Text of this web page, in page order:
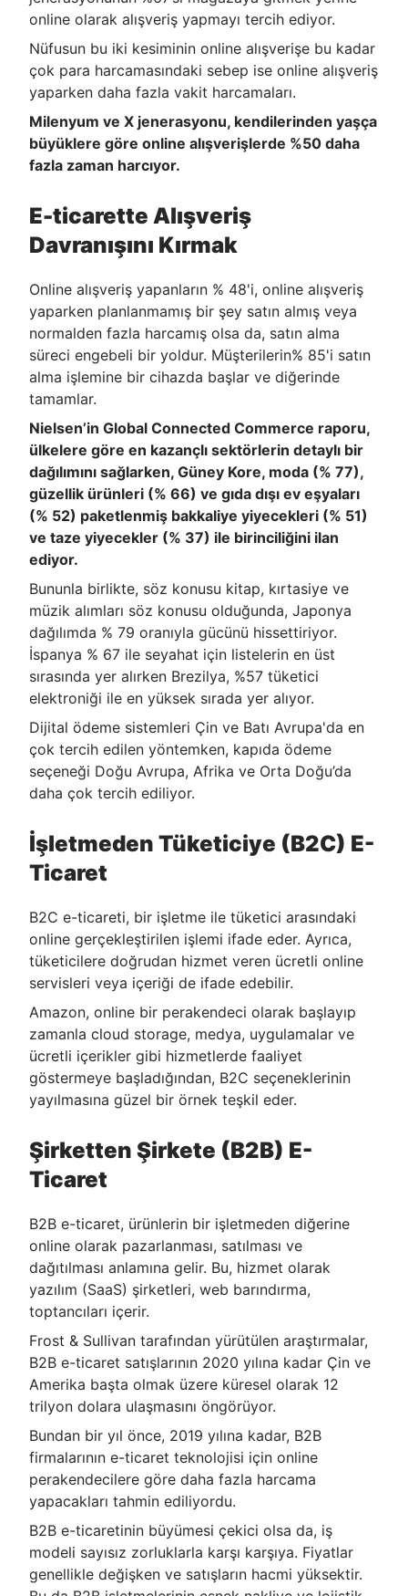
online olarak alışveriş yapmayı tercih ediyor.
Nüfusun bu iki kesiminin online alışverişe bu kadar
çok para harcamasındaki sebep ise online alışveriş
yaparken daha fazla vakit harcamaları.
Milenyum ve X jenerasyonu, kendilerinden yaşça
büyüklere göre online alışverişlerde %50 daha
fazla zaman harcıyor.
E-ticarette Alışveriş
Davranışını Kırmak
Online alışveriş yapanların % 48'i, online alışveriş
yaparken planlanmamış bir şey satın almış veya
normalden fazla harcamış olsa da, satın alma
süreci engebeli bir yoldur. Müşterilerin% 85'i satın
alma işlemine bir cihazda başlar ve diğerinde
tamamlar.
Nielsen’in Global Connected Commerce raporu,
ülkelere göre en kazançlı sektörlerin detaylı bir
dağılımını sağlarken, Güney Kore, moda (% 77),
güzellik ürünleri (% 66) ve gıda dışı ev eşyaları
(% 52) paketlenmiş bakkaliye yiyecekleri (% 51)
ve taze yiyecekler (% 37) ile birinciliğini ilan
ediyor.
Bununla birlikte, söz konusu kitap, kırtasiye ve
müzik alımları söz konusu olduğunda, Japonya
dağılımda % 79 oranıyla gücünü hissettiriyor.
İspanya % 67 ile seyahat için listelerin en üst
sırasında yer alırken Brezilya, %57 tüketici
elektroniği ile en yüksek sırada yer alıyor.
Dijital ödeme sistemleri Çin ve Batı Avrupa'da en
çok tercih edilen yöntemken, kapıda ödeme
seçeneği Doğu Avrupa, Afrika ve Orta Doğu’da
daha çok tercih ediliyor.
İşletmeden Tüketiciye (B2C) E-
Ticaret
B2C e-ticareti, bir işletme ile tüketici arasındaki
online gerçekleştirilen işlemi ifade eder. Ayrıca,
tüketicilere doğrudan hizmet veren ücretli online
servisleri veya içeriği de ifade edebilir.
Amazon, online bir perakendeci olarak başlayıp
zamanla cloud storage, medya, uygulamalar ve
ücretli içerikler gibi hizmetlerde faaliyet
göstermeye başladığından, B2C seçeneklerinin
yayılmasına güzel bir örnek teşkil eder.
Şirketten Şirkete (B2B) E-
Ticaret
B2B e-ticaret, ürünlerin bir işletmeden diğerine
online olarak pazarlanması, satılması ve
dağıtılması anlamına gelir. Bu, hizmet olarak
yazılım (SaaS) şirketleri, web barındırma,
toptancıları içerir.
Frost & Sullivan tarafından yürütülen araştırmalar,
B2B e-ticaret satışlarının 2020 yılına kadar Çin ve
Amerika başta olmak üzere küresel olarak 12
trilyon dolara ulaşmasını öngörüyor.
Bundan bir yıl önce, 2019 yılına kadar, B2B
firmalarının e-ticaret teknolojisi için online
perakendecilere göre daha fazla harcama
yapacakları tahmin ediliyordu.
B2B e-ticaretinin büyümesi çekici olsa da, iş
modeli sayısız zorluklarla karşı karşıya. Fiyatlar
genellikle değişken ve satışların hacmi yüksektir.